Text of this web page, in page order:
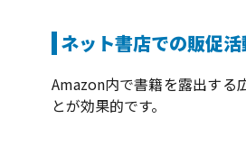
ネット書店での販促活
Amazon内で書籍を露出する
とが効果的です。